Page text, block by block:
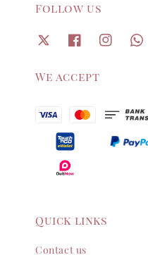
Follow us
We accept
Quick links
Contact us